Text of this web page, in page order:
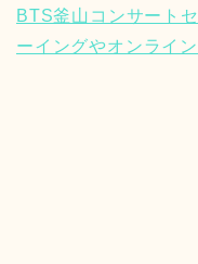
BTS釜山コンサート
ーイングやオンライ